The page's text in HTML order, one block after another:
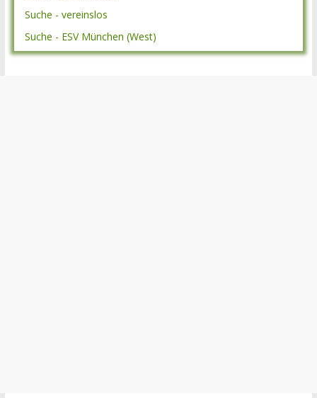
Suche - vereinslos
Suche - ESV München (West)